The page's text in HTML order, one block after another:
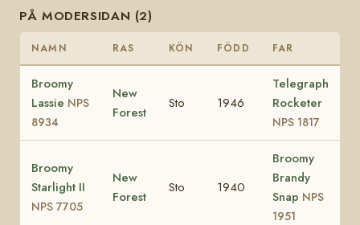
PÅ MODERSIDAN (2)
NAMN RAS KÖN FÖDD FAR
Broomy
Lassie NPS
8934
New
Forest
Sto 1946
Telegraph
Rocketer
NPS 1817
Broomy
Starlight II
NPS 7705
New
Forest
Sto 1940
Broomy
Brandy
Snap NPS
1951